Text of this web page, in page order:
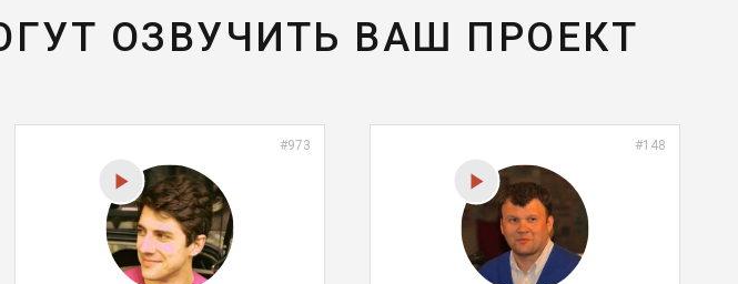
ОЗВУЧИТЬ ВАШ ПРОЕКТ
#973 #148